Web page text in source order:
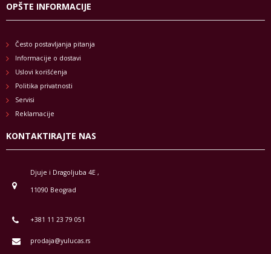
OPŠTE INFORMACIJE
Često postavljanja pitanja
Informacije o dostavi
Uslovi korišćenja
Politika privatnosti
Servisi
Reklamacije
KONTAKTIRAJTE NAS
Djuje i Dragoljuba 4E ,
11090 Beograd
+381 11 23 79 051
prodaja@yulucas.rs